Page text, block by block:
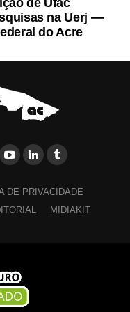
grátis.
na Uerj —
do Acre
DE PRIVACIDADE
MIDIAKIT